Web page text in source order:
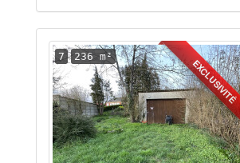
EXCLUSIVITÉ
7 236 m²